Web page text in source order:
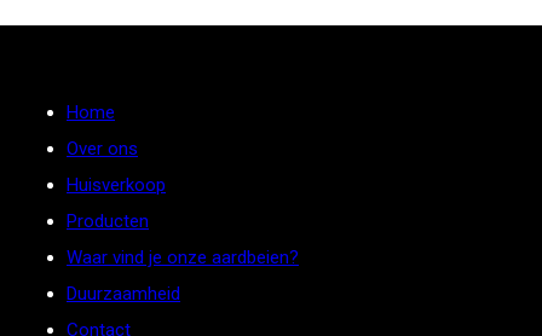
Home
Over ons
Huisverkoop
Producten
Waar vind je onze aardbeien?
Duurzaamheid
Contact